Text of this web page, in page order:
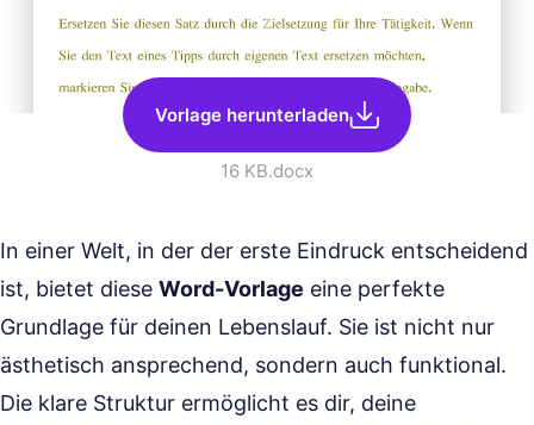
Vorlage herunterladen
16 KB.docx
In einer Welt, in der der erste Eindruck entscheidend
ist, bietet diese Word-Vorlage eine perfekte
Grundlage für deinen Lebenslauf. Sie ist nicht nur
ästhetisch ansprechend, sondern auch funktional.
Die klare Struktur ermöglicht es dir, deine